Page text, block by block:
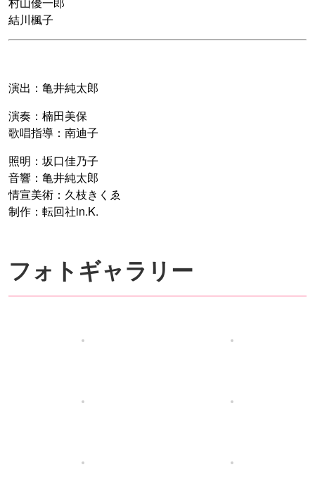
結川楓子
演出：亀井純太郎
演奏：楠田美保
歌唱指導：南迪子
照明：坂口佳乃子
音響：亀井純太郎
情宣美術：久枝きくゑ
制作：転回社in.K.
フォトギャラリー